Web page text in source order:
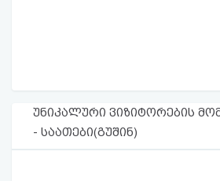
უნიკალური ვიზიტორების
- საათები(გუშინ)